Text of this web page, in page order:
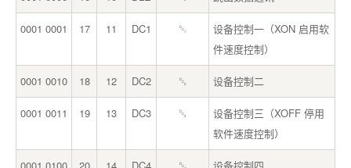
0001 0001 17 11 DC1 ␑
设备控制一（XON 启用软
件速度控制）
0001 0010 18 12 DC2 ␒ 设备控制二
0001 0011 19 13 DC3 ␓
设备控制三（XOFF 停用
软件速度控制）